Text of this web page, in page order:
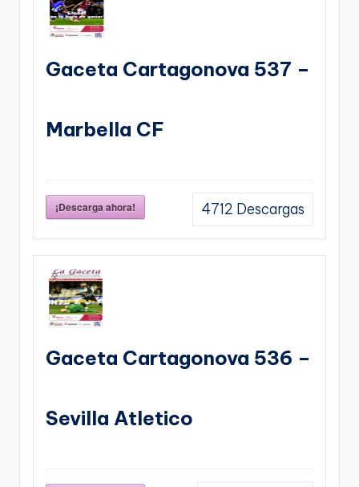
Gaceta Cartagonova 537 –
Marbella CF
¡Descarga ahora! 4712 Descargas
Gaceta Cartagonova 536 –
Sevilla Atletico